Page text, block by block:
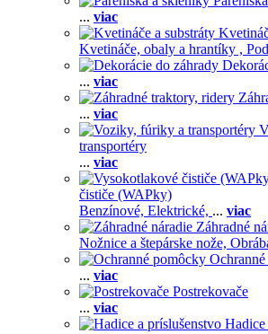
... viac
Kvetináče, obaly a hrantíky ,
... viac
... viac
transportéry
... viac
čističe (WAPky)
Benzínové, Elektrické, ... viac
Záhradné
Nožnice a štepárske nože,
... viac
Postrekovače
... viac
Hadice